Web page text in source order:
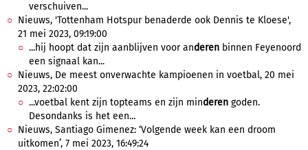
verschuiven...
Nieuws, 'Tottenham Hotspur benaderde ook Dennis te Kloese',
21 mei 2023, 09:19:00
...hij hoopt dat zijn aanblijven voor anderen binnen Feyenoord
een signaal kan...
Nieuws, De meest onverwachte kampioenen in voetbal, 20 mei
2023, 22:02:00
...voetbal kent zijn topteams en zijn minderen goden.
Desondanks is het een...
Nieuws, Santiago Gimenez: ‘Volgende week kan een droom
uitkomen’, 7 mei 2023, 16:49:24